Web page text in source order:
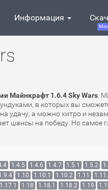
Информация
Майнкрафт 1.6.4 Sky Wars .
в которых вы
удачу, а можно хитро и
шансы на победу. Но самое
1.4.5 1.4.6 1.4.7 1.5.1 1.5.2
1.10 1.10.1 1.10.2 1.11
1.17.1 1.18 1.18.1 1.18.2 1.19